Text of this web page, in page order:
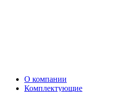
О компании
Комплектующие